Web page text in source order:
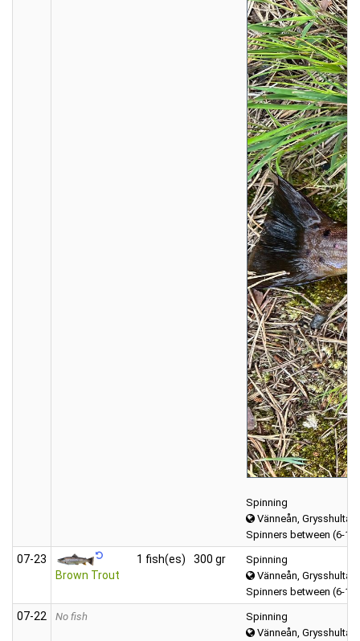
Spinning
Vänneån,
Spinners between (6-12
07‑23
Brown Trout
1 fish(es) 300 gr
Spinning
Vänneån,
Spinners between (6-12
07‑22 No fish
Spinning
Vänneån,